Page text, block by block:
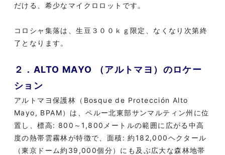
だける、希少なマイクロロットです。
コロシャ集落は、生豆３００ｋｇ限定、なくなり次第終
了となります。
２．ALTO MAYO （アルトマヨ）のロケー
ション
アルトマヨ保護林（Bosque de Protección Alto
Mayo, BPAM）は、ペルー北東部サンマルティン州に位
置し、標高: 800～1,800メートルの範囲に広がる中高
度の熱帯雲霧林が特徴で、面積: 約182,000ヘクタール
（東京ドーム約39,000個分）にも及ぶ広大な森林地帯